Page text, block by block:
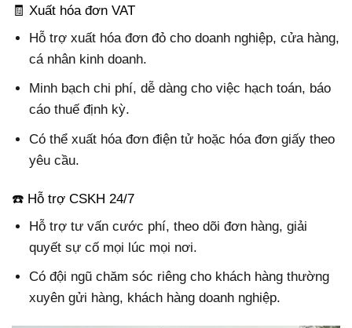
🧾 Xuất hóa đơn VAT
Hỗ trợ xuất hóa đơn đỏ cho doanh nghiệp, cửa hàng,
cá nhân kinh doanh.
Minh bạch chi phí, dễ dàng cho việc hạch toán, báo
cáo thuế định kỳ.
Có thể xuất hóa đơn điện tử hoặc hóa đơn giấy theo
yêu cầu.
☎️ Hỗ trợ CSKH 24/7
Hỗ trợ tư vấn cước phí, theo dõi đơn hàng, giải
quyết sự cố mọi lúc mọi nơi.
Có đội ngũ chăm sóc riêng cho khách hàng thường
xuyên gửi hàng, khách hàng doanh nghiệp.